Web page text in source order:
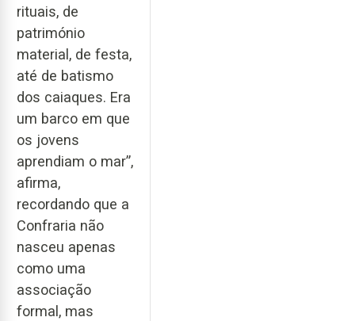
rituais, de
património
material, de festa,
até de batismo
dos caiaques. Era
um barco em que
os jovens
aprendiam o mar”,
afirma,
recordando que a
Confraria não
nasceu apenas
como uma
associação
formal, mas